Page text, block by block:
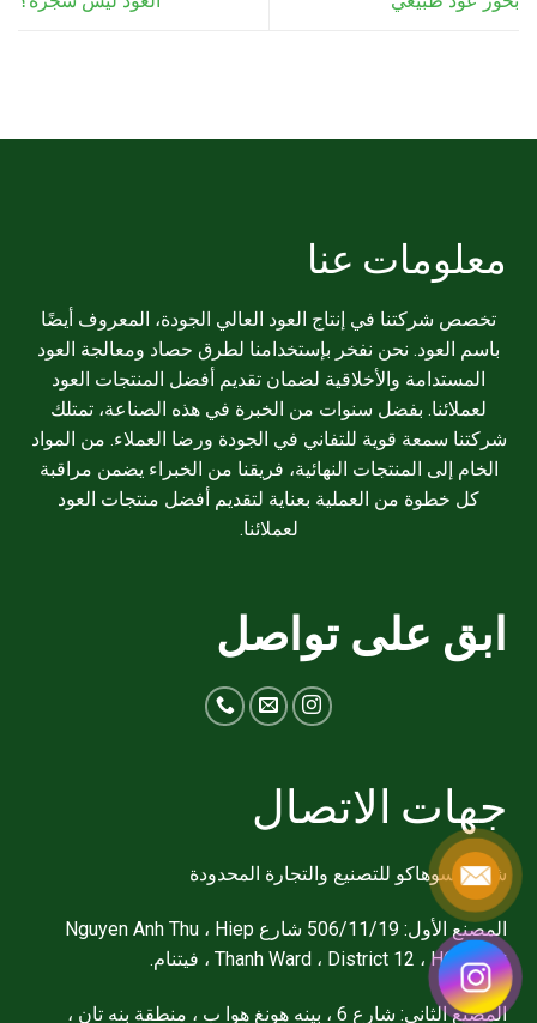
معلومات عنا
تخصص شركتنا في إنتاج العود العالي الجودة، المعروف أيضًا
باسم العود. نحن نفخر بإستخدامنا لطرق حصاد ومعالجة العود
المستدامة والأخلاقية لضمان تقديم أفضل المنتجات العود
لعملائنا. بفضل سنوات من الخبرة في هذه الصناعة، تمتلك
شركتنا سمعة قوية للتفاني في الجودة ورضا العملاء. من المواد
الخام إلى المنتجات النهائية، فريقنا من الخبراء يضمن مراقبة
كل خطوة من العملية بعناية لتقديم أفضل منتجات العود
لعملائنا.
ابق على تواصل
جهات الاتصال
شركة سوهاكو للتصنيع والتجارة المحدودة
المصنع الأول: 506/11/19 شارع Nguyen Anh Thu ، Hiep
Thanh Ward ، District 12 ، HCM city ، فيتنام.
المصنع الثاني: شارع 6 ، بينه هونغ هوا ب ، منطقة بنه تان ،